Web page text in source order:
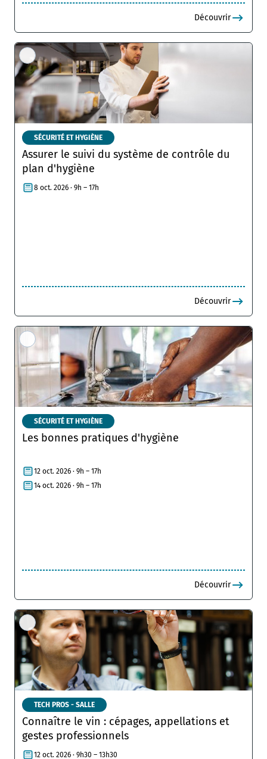
Découvrir
SÉCURITÉ ET HYGIÈNE
Assurer le suivi du système de contrôle du
plan d'hygiène
8 oct. 2026 · 9h – 17h
Découvrir
SÉCURITÉ ET HYGIÈNE
Les bonnes pratiques d'hygiène
12 oct. 2026 · 9h – 17h
14 oct. 2026 · 9h – 17h
Découvrir
TECH PROS - SALLE
Connaître le vin : cépages, appellations et
gestes professionnels
12 oct. 2026 · 9h30 – 13h30